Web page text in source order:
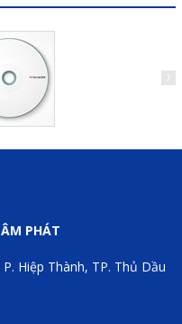
PHÁT
Hiệp Thành, TP. Thủ Dầu